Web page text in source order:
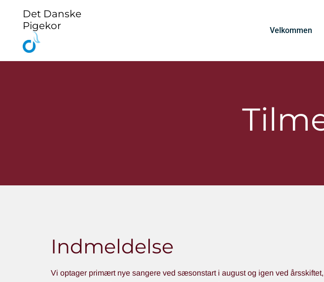
Det Danske
Pigekor
Velkommen
Indmeldelse
Vi optager primært nye sangere ved sæsonstart i august og igen ved årsskiftet,